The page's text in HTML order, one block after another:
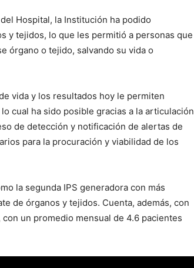
Hospital, la Institución ha podido
y tejidos, lo que les permitió a personas que
órgano o tejido, salvando su vida o
vida y los resultados hoy le permiten
cual ha sido posible gracias a la articulación
de detección y notificación de alertas de
para la procuración y viabilidad de los
la segunda IPS generadora con más
de órganos y tejidos. Cuenta, además, con
un promedio mensual de 4.6 pacientes